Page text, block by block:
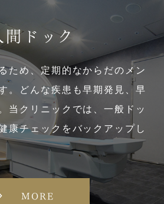
間ドック
ため、定期的なからだのメン
。どんな疾患も早期発見、早
当クリニックでは、一般ドッ
康チェックをバックアップし
MORE